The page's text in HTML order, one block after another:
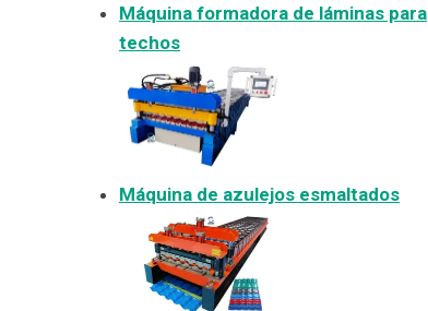
Máquina formadora de láminas para
techos
Máquina de azulejos esmaltados